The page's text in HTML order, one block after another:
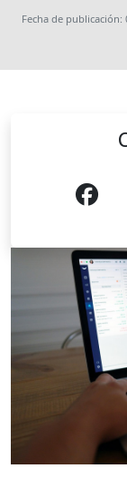
Fecha de publicación: